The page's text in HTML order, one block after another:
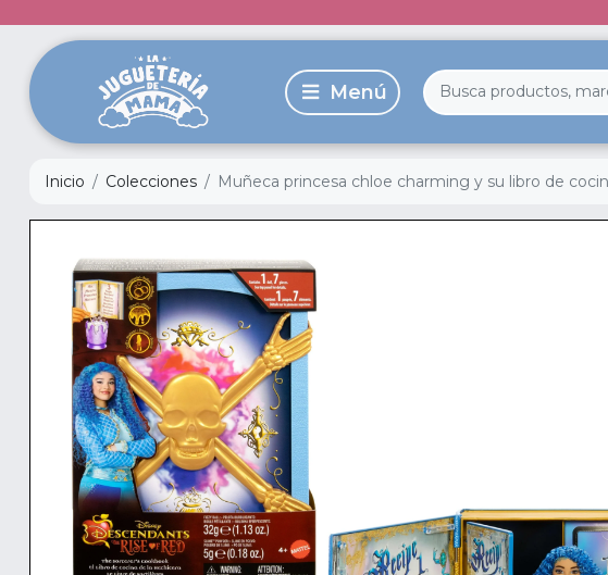
Inicio Colecciones Muñeca princesa chloe charming y su libro de